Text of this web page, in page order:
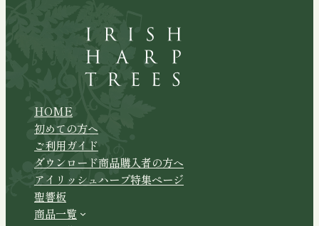
HOME
初めての方へ
ご利用ガイド
ダウンロード商品購入者の方へ
アイリッシュハープ特集ページ
聖響板
商品一覧